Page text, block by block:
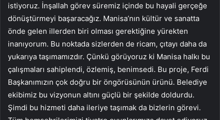
istiyoruz. İnşallah görev süremiz içinde bu hayali gerçeğe
dönüştürmeyi başaracağız. Manisa’nın kültür ve sanatta
önde gelen illerden biri olması gerektiğine yürekten
inanıyorum. Bu noktada sizlerden de ricam, çıtayı daha da
yukarıya taşımamızdır. Çünkü görüyoruz ki Manisa halkı bu
çalışmaları sahiplendi, özlemiş, benimsedi. Bu proje, Ferdi
Başkanımızın çok doğru bir öngörüsünün ürünü. Belediye
ekibimiz bu vizyonun altını güçlü bir şekilde doldurdu.
Şimdi bu hizmeti daha ileriye taşımak da bizlerin görevi.